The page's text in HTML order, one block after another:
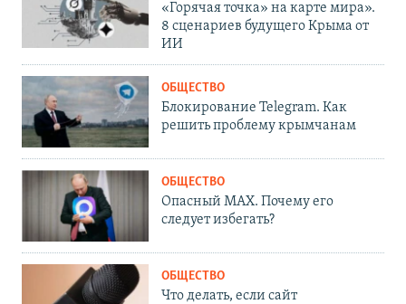
«Горячая точка» на карте мира».
8 сценариев будущего Крыма от
ИИ
ОБЩЕСТВО
Блокирование Telegram. Как
решить проблему крымчанам
ОБЩЕСТВО
Опасный MAX. Почему его
следует избегать?
ОБЩЕСТВО
Что делать, если сайт